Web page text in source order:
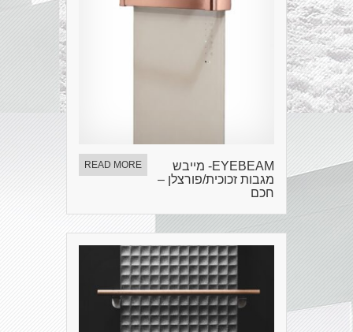
EYEBEAM- מייבש
מגבות זכוכית/פורצלן –
חכם
READ MORE